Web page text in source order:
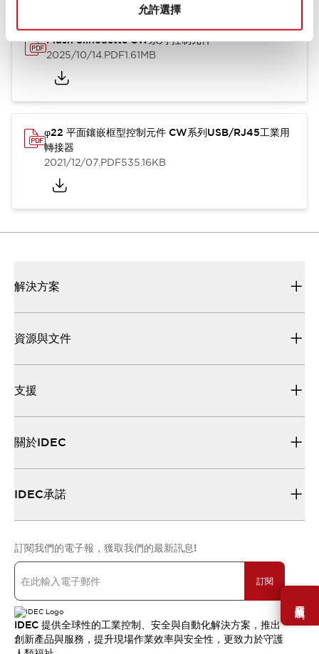
允許選擇
需要幫助嗎？
Flush Silhouette CW系列 控制元件
2025/10/14.PDF1.61MB
φ22 平面鑲嵌框型控制元件 CW系列USB/RJ45工業用
轉接器
2021/12/07.PDF535.16KB
解決方案
資源與文件
支援
關於IDEC
IDEC承諾
訂閱我們的電子報，獲取我們的最新訊息!
訂閱
IDEC 提供全球性的工業控制、安全與自動化解決方案，推出
創新產品與服務，提升現場作業效率與安全性，更致力於守護